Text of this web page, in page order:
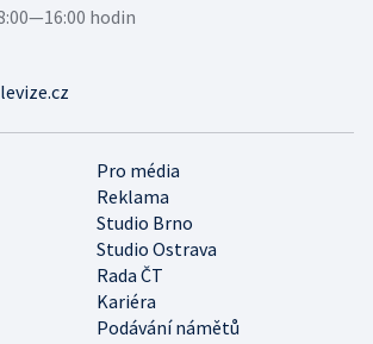
Pro média
Reklama
Studio Brno
Studio Ostrava
Rada ČT
Kariéra
Podávání námětů
hodin